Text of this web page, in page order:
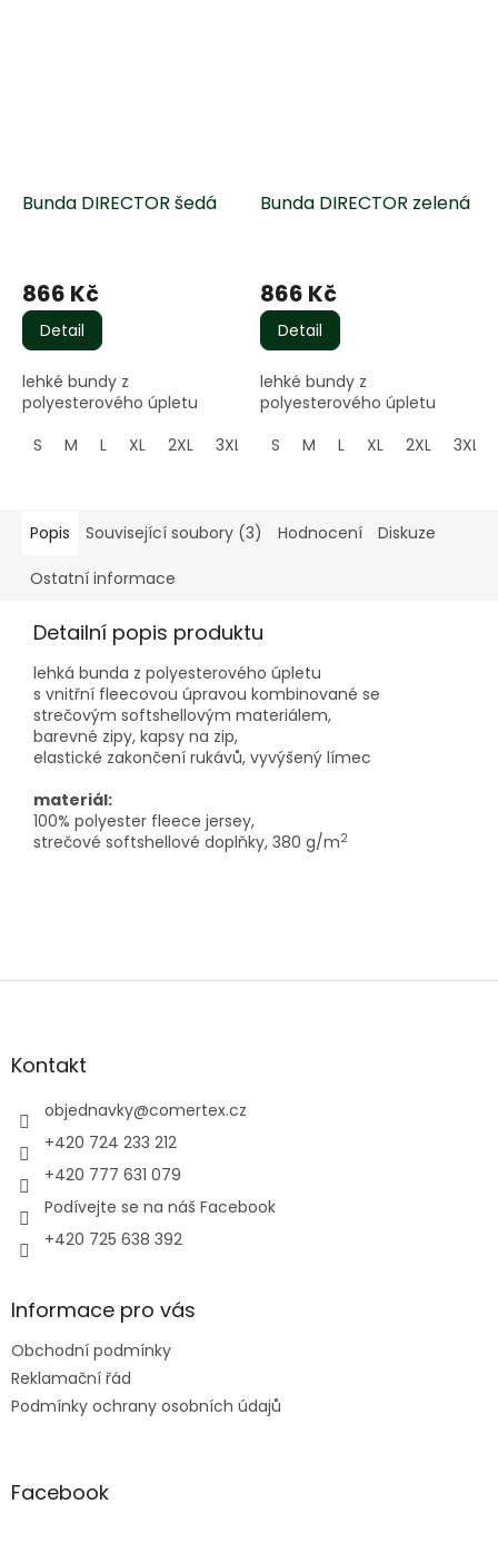
Bunda DIRECTOR šedá
hodnocení
produktu
je
5,0
5
hvězdiček.
866 Kč
Detail
lehké bundy z
polyesterového úpletu
S
M L XL 2XL 3XL
Bunda DIRECTOR zelená
866 Kč
Detail
lehké bundy z
polyesterového úpletu
S
M L XL 2XL 3XL
Popis Související soubory (3) Hodnocení Diskuze
Ostatní informace
Detailní popis produktu
lehká bunda z polyesterového úpletu
s vnitřní fleecovou úpravou kombinované se
strečovým softshellovým materiálem,
barevné zipy, kapsy na zip,
elastické zakončení rukávů, vyvýšený límec
materiál:
100% polyester fleece jersey,
strečové softshellové doplňky, 380 g/m2
Z
aKontakt
objednavky@comertex.cz
+420 724 233 212
+420 777 631 079
Podívejte se na náš Facebook
+420 725 638 392
Informace pro vás
Obchodní podmínky
Reklamační řád
Podmínky ochrany osobních údajů
Facebook